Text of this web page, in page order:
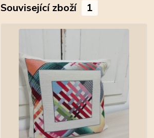
Související zboží 1